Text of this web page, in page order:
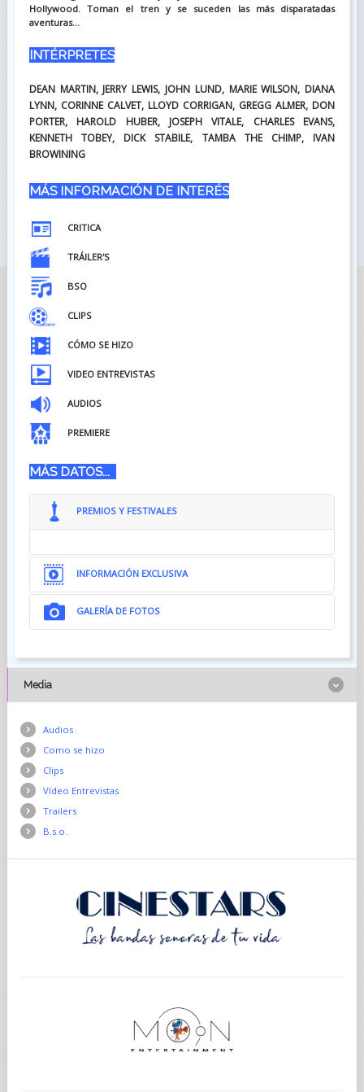
Hollywood. Toman el tren y se suceden las más disparatadas
aventuras...
INTÉRPRETES
DEAN MARTIN, JERRY LEWIS, JOHN LUND, MARIE WILSON, DIANA
LYNN, CORINNE CALVET, LLOYD CORRIGAN, GREGG ALMER, DON
PORTER, HAROLD HUBER, JOSEPH VITALE, CHARLES EVANS,
KENNETH TOBEY, DICK STABILE, TAMBA THE CHIMP, IVAN
BROWINING
MÁS INFORMACIÓN DE INTERÉS
CRITICA
TRÁILER'S
BSO
CLIPS
CÓMO SE HIZO
VIDEO ENTREVISTAS
AUDIOS
PREMIERE
MÁS DATOS...
PREMIOS Y FESTIVALES
INFORMACIÓN EXCLUSIVA
GALERÍA DE FOTOS
Media
Audios
Como se hizo
Clips
Vídeo Entrevistas
Trailers
B.s.o.